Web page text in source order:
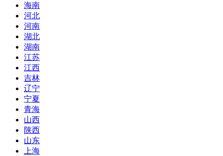
海南
河北
河南
湖北
湖南
江苏
江西
吉林
辽宁
宁夏
青海
山西
陕西
山东
上海